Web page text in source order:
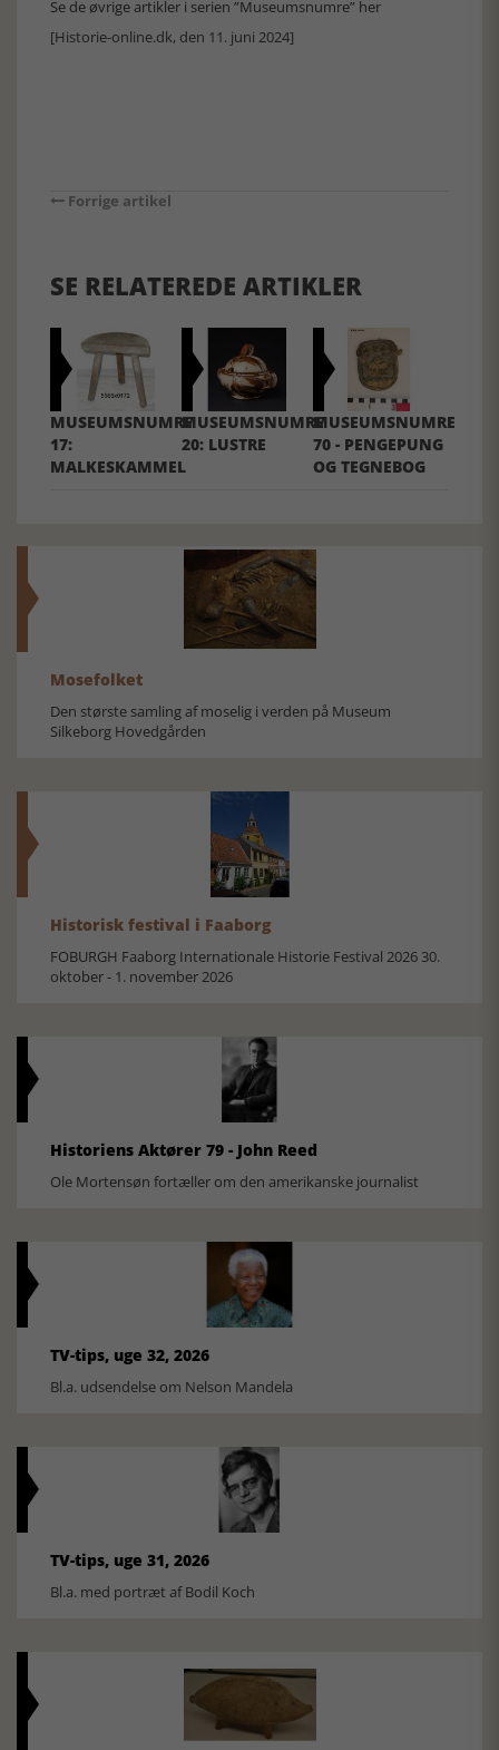
Se de øvrige artikler i serien ”Museumsnumre” her
[Historie-online.dk, den 11. juni 2024]
Forrige artikel
SE RELATEREDE ARTIKLER
MUSEUMSNUMRE
17:
MALKESKAMMEL
MUSEUMSNUMRE
20: LUSTRE
MUSEUMSNUMRE
70 - PENGEPUNG
OG TEGNEBOG
Mosefolket
Den største samling af moselig i verden på Museum
Silkeborg Hovedgården
Historisk festival i Faaborg
FOBURGH Faaborg Internationale Historie Festival 2026 30.
oktober - 1. november 2026
Historiens Aktører 79 - John Reed
Ole Mortensøn fortæller om den amerikanske journalist
TV-tips, uge 32, 2026
Bl.a. udsendelse om Nelson Mandela
TV-tips, uge 31, 2026
Bl.a. med portræt af Bodil Koch